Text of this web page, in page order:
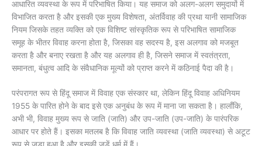
आधारित व्यवस्था के रूप में परिभाषित किया। यह समाज को अलग-अलग समुदायों में
विभाजित करता है और इसकी एक मुख्य विशेषता, अंतर्विवाह की प्रथा यानी सामाजिक
नियम जिसके तहत व्यक्ति को एक विशिष्ट सांस्कृतिक रूप से परिभाषित सामाजिक
समूह के भीतर विवाह करना होता है, जिसका वह सदस्य है, इस अलगाव को मजबूत
करता है और बनाए रखता है और यह अलगाव ही है, जिसने समाज में स्वतंत्रता,
समानता, बंधुत्व आदि के संवैधानिक मूल्यों को प्राप्त करने में कठिनाई पैदा की है।
परंपरागत रूप से हिंदू समाज में विवाह एक संस्कार था, लेकिन हिंदू विवाह अधिनियम
1955 के पारित होने के बाद इसे एक अनुबंध के रूप में माना जा सकता है। हालाँकि,
अभी भी, विवाह मुख्य रूप से जाति (जाति) और उप-जाति (उप-जाति) के पारंपरिक
आधार पर होते हैं। इसका मतलब है कि विवाह जाति व्यवस्था (जाति व्यवस्था) से अटूट